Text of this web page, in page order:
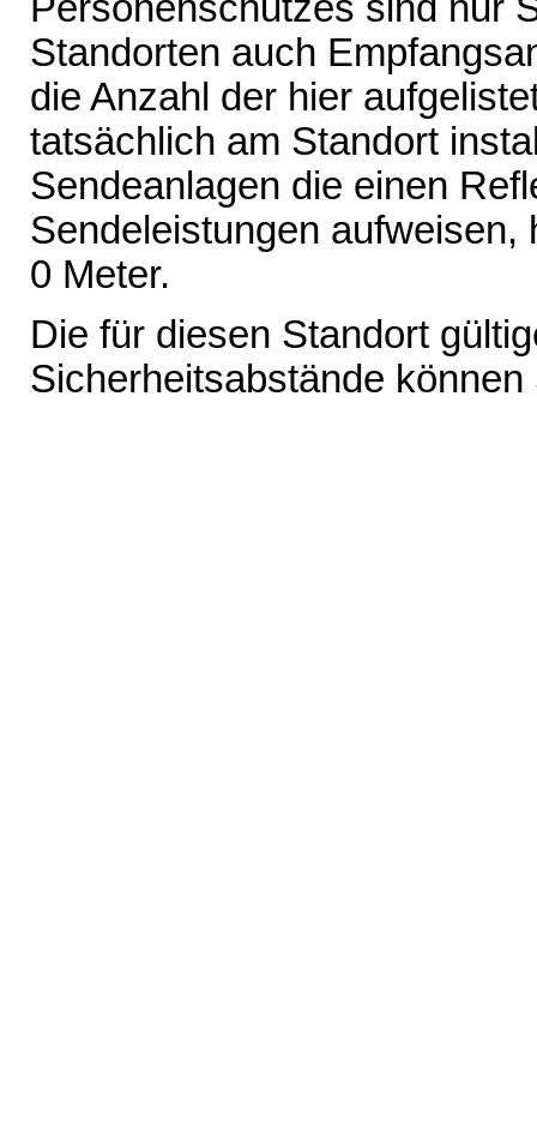
Standorten auch
die Anzahl der hier
tatsächlich am Standort
Sendeanlagen die einen
Sendeleistungen
0 Meter.
Die für diesen Standort
Sicherheitsabstände